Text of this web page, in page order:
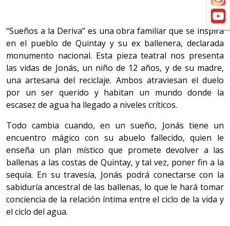
“Sueños a la Deriva” es una obra familiar que se inspira
en el pueblo de Quintay y su ex ballenera, declarada
monumento nacional. Esta pieza teatral nos presenta
las vidas de Jonás, un niño de 12 años, y de su madre,
una artesana del reciclaje. Ambos atraviesan el duelo
por un ser querido y habitan un mundo donde la
escasez de agua ha llegado a niveles críticos.
Todo cambia cuando, en un sueño, Jonás tiene un
encuentro mágico con su abuelo fallecido, quien le
enseña un plan místico que promete devolver a las
ballenas a las costas de Quintay, y tal vez, poner fin a la
sequía. En su travesía, Jonás podrá conectarse con la
sabiduría ancestral de las ballenas, lo que le hará tomar
conciencia de la relación íntima entre el ciclo de la vida y
el ciclo del agua.